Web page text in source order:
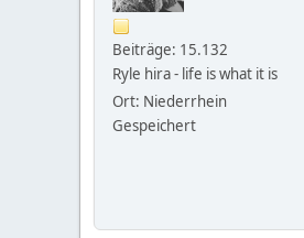
Beiträge: 15.132
Ryle hira - life is what it is
Ort: Niederrhein
Gespeichert